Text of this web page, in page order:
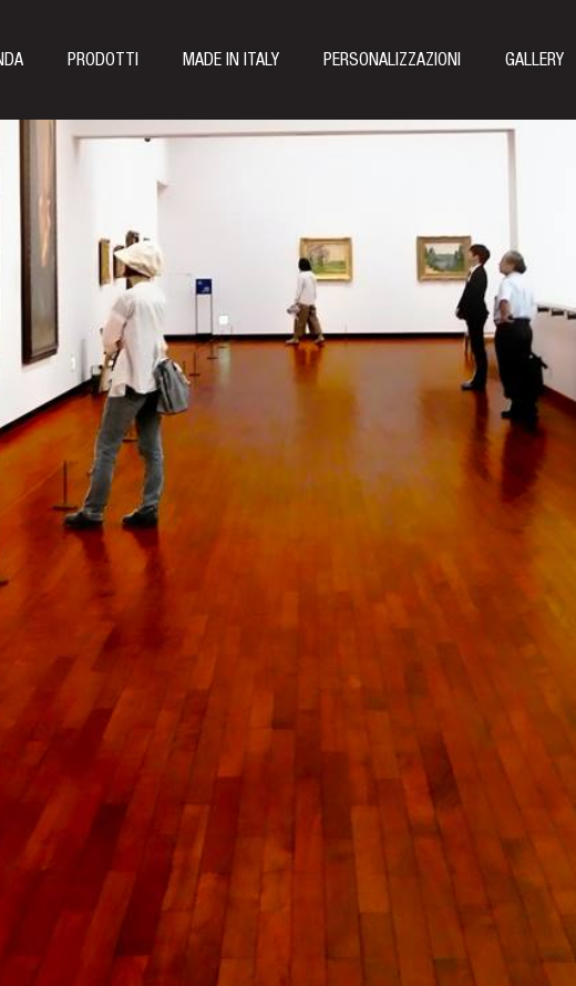
PRODOTTI MADE IN ITALY PERSONALIZZAZIONI GALLERY